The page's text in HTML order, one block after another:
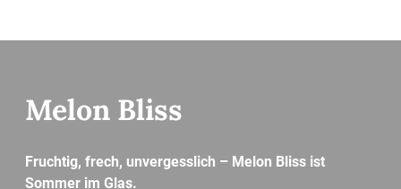
Melon Bliss
Fruchtig, frech, unvergesslich – Melon Bliss ist
Sommer im Glas.